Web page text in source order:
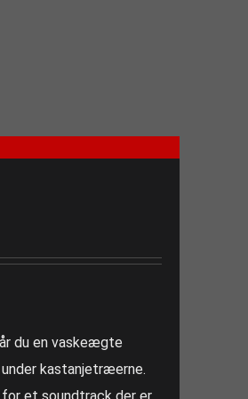
du en vaskeægte
kastanjetræerne.